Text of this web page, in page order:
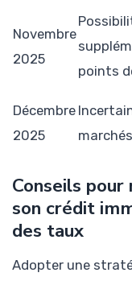
Novembre
2025
points
Décembre
2025
Conseils
son crédit
des taux
Adopter une